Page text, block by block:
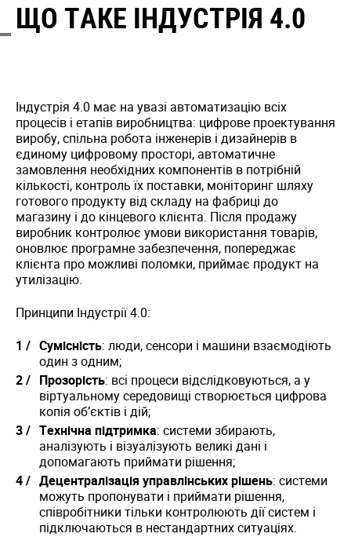
ЩО ТАКЕ ІНДУСТРІЯ 4.0
Індустрія 4.0 має на увазі автоматизацію всіх
процесів і етапів виробництва: цифрове проектування
виробу, спільна робота інженерів і дизайнерів в
єдиному цифровому просторі, автоматичне
замовлення необхідних компонентів в потрібній
кількості, контроль їх поставки, моніторинг шляху
готового продукту від складу на фабриці до
магазину і до кінцевого клієнта. Після продажу
виробник контролює умови використання товарів,
оновлює програмне забезпечення, попереджає
клієнта про можливі поломки, приймає продукт на
утилізацію.
Принципи Індустрії 4.0:
Сумісність: люди, сенсори і машини взаємодіють
один з одним;
Прозорість: всі процеси відслідковуються, а у
віртуальному середовищі створюється цифрова
копія об’єктів і дій;
Технічна підтримка: системи збирають,
аналізують і візуалізують великі дані і
допомагають приймати рішення;
Децентралізація управлінських рішень: системи
можуть пропонувати і приймати рішення,
співробітники тільки контролюють дії систем і
підключаються в нестандартних ситуаціях.